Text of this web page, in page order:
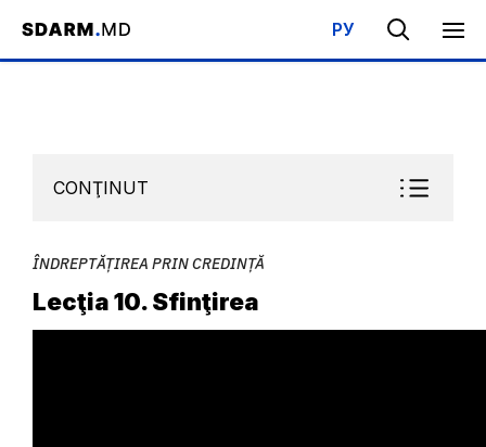
РУ
Acasa / Bibliotecă / Şcoala de Sabat / Îndreptățirea prin credință
CONŢINUT
ÎNDREPTĂȚIREA PRIN CREDINȚĂ
Lecţia 10. Sfinţirea